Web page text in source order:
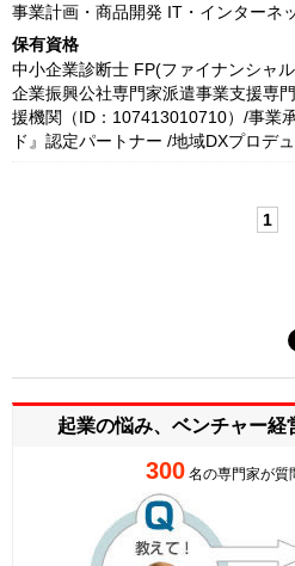
事業計画・商品開発 IT・インターネ
保有資格
中小企業診断士 FP(ファイナンシャ
企業振興公社専門家派遣事業支援専
援機関（ID：107413010710）/事業
ド』認定パートナー /地域DXプロデ
1
起業の悩み、ベンチャー経
300 名の専門家が質